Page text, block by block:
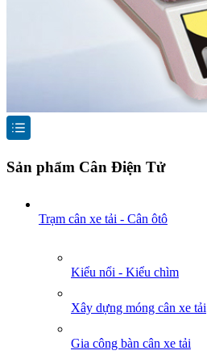
Sản phẩm Cân Điện Tử
Trạm cân xe tải - Cân ôtô
Kiểu nổi - Kiểu chìm
Xây dựng móng cân xe tải
Gia công bàn cân xe tải